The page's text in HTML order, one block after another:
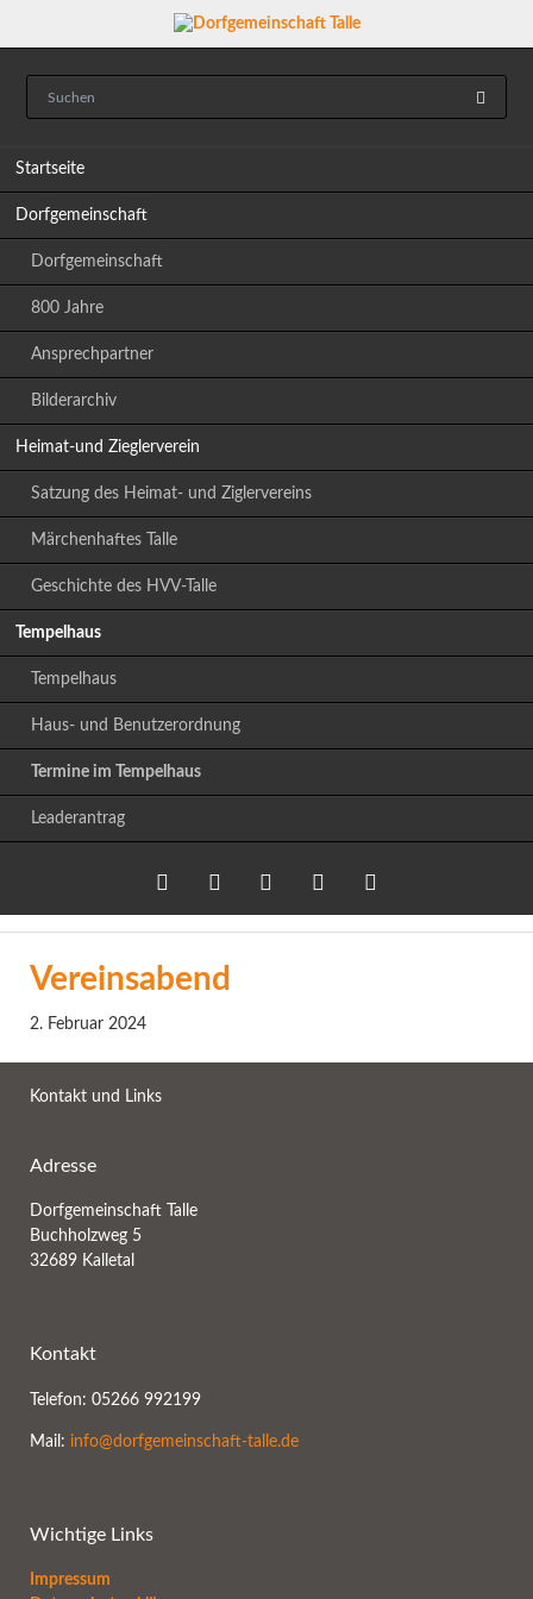
Startseite
Dorfgemeinschaft
Dorfgemeinschaft
800 Jahre
Ansprechpartner
Bilderarchiv
Heimat-und Zieglerverein
Satzung des Heimat- und Ziglervereins
Märchenhaftes Talle
Geschichte des HVV-Talle
Tempelhaus
Tempelhaus
Haus- und Benutzerordnung
Termine im Tempelhaus
Leaderantrag
Twitter LinkedIn
Vereinsabend
2. Februar 2024
Kontakt und Links
Adresse
Dorfgemeinschaft Talle
Buchholzweg 5
32689 Kalletal
Kontakt
Telefon: 05266 992199
Mail: info@dorfgemeinschaft-talle.de
Wichtige Links
Impressum